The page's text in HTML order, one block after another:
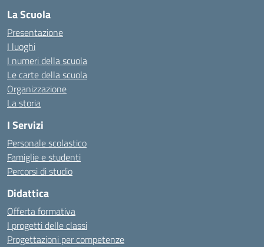
La Scuola
Presentazione
I luoghi
I numeri della scuola
Le carte della scuola
Organizzazione
La storia
I Servizi
Personale scolastico
Famiglie e studenti
Percorsi di studio
Didattica
Offerta formativa
I progetti delle classi
Progettazioni per competenze